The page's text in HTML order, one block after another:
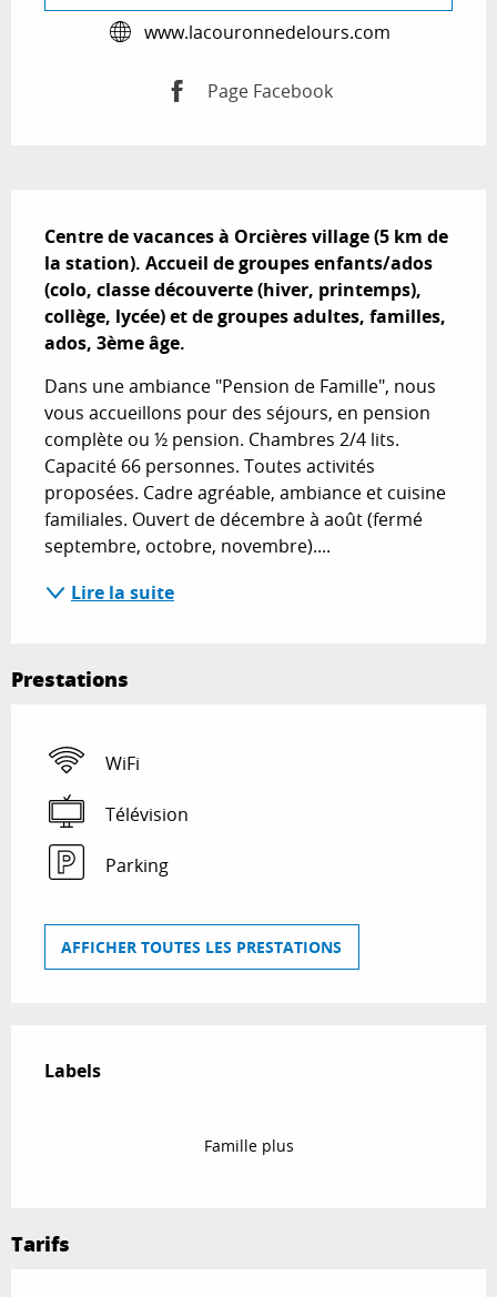
www.lacouronnedelours.com
Page Facebook
Centre de vacances à Orcières village (5 km de
la station). Accueil de groupes enfants/ados
(colo, classe découverte (hiver, printemps),
collège, lycée) et de groupes adultes, familles,
ados, 3ème âge.
Dans une ambiance "Pension de Famille", nous
vous accueillons pour des séjours, en pension
complète ou ½ pension. Chambres 2/4 lits.
Capacité 66 personnes. Toutes activités
proposées. Cadre agréable, ambiance et cuisine
familiales. Ouvert de décembre à août (fermé
septembre, octobre, novembre)....
Lire la suite
Prestations
WiFi
Télévision
Parking
AFFICHER TOUTES LES PRESTATIONS
Labels
Labels
Famille plus
Tarifs